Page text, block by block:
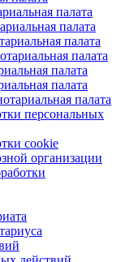
палата
палата
палата
палата
палата
палата
палата
персональных
cookie
организации